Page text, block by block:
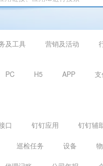
及工具 营销及活动
PC H5 APP
口 钉钉应用 钉钉辅
巡检任务 设备